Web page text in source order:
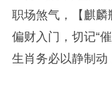
职场煞气，【麒麟
偏财入门，切记“
生肖务必以静制动